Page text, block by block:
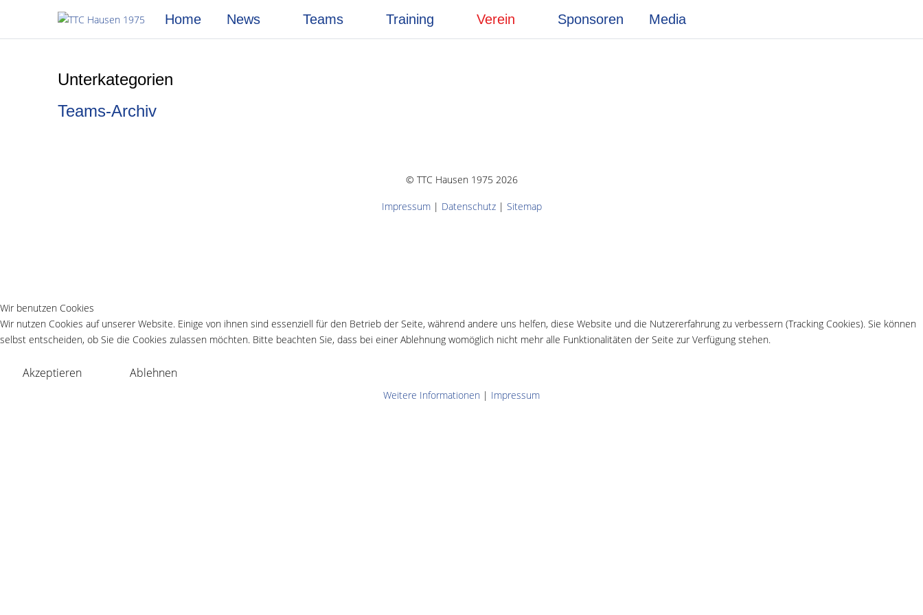
Home News Teams Training Verein Sponsoren Media
Unterkategorien
Teams-Archiv
© TTC Hausen 1975 2026
Impressum | Datenschutz | Sitemap
Wir benutzen Cookies
Wir nutzen Cookies auf unserer Website. Einige von ihnen sind essenziell für den Betrieb der Seite, während andere uns helfen, diese Website und die Nutzererfahrung zu verbessern (Tracking Cookies). Sie können
selbst entscheiden, ob Sie die Cookies zulassen möchten. Bitte beachten Sie, dass bei einer Ablehnung womöglich nicht mehr alle Funktionalitäten der Seite zur Verfügung stehen.
Akzeptieren Ablehnen
Weitere Informationen | Impressum